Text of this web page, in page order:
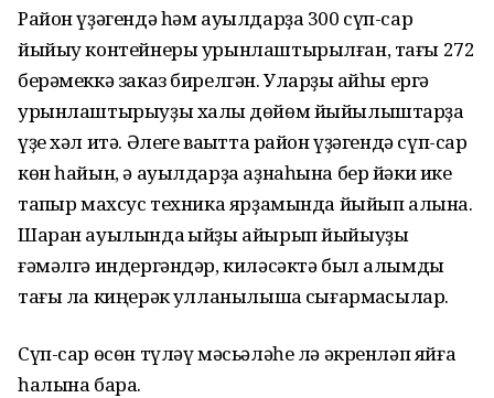
Район үҙәгендә һәм ауылдарҙа 300 сүп-сар
йыйыу контейнеры урынлаштырылған, тағы 272
берәмеккә заказ бирелгән. Уларҙы ҡайһы ергә
урынлаштырыуҙы халыҡ дөйөм йыйылыштарҙа
үҙе хәл итә. Әлеге ваҡытта район үҙәгендә сүп-сар
көн һайын, ә ауылдарҙа аҙнаһына бер йәки ике
тапҡыр махсус техника ярҙамында йыйып алына.
Шаран ауылында ҡыйҙы айырып йыйыуҙы
ғәмәлгә индергәндәр, киләсәктә был алымды
тағы ла киңерәк ҡулланылышҡа сығармаҡсылар.
Сүп-сар өсөн түләү мәсьәләһе лә әкренләп яйға
һалына бара.